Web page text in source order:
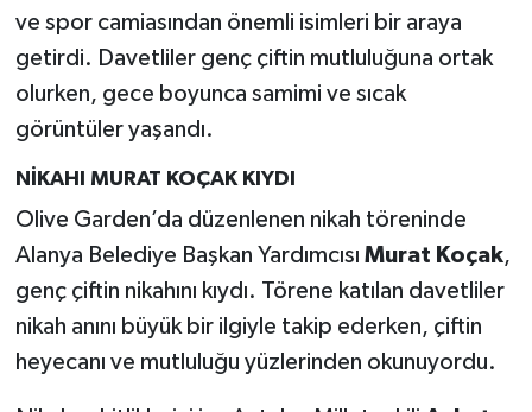
ve spor camiasından önemli isimleri bir araya
getirdi. Davetliler genç çiftin mutluluğuna ortak
olurken, gece boyunca samimi ve sıcak
görüntüler yaşandı.
NİKAHI MURAT KOÇAK KIYDI
Olive Garden’da düzenlenen nikah töreninde
Alanya Belediye Başkan Yardımcısı Murat Koçak,
genç çiftin nikahını kıydı. Törene katılan davetliler
nikah anını büyük bir ilgiyle takip ederken, çiftin
heyecanı ve mutluluğu yüzlerinden okunuyordu.